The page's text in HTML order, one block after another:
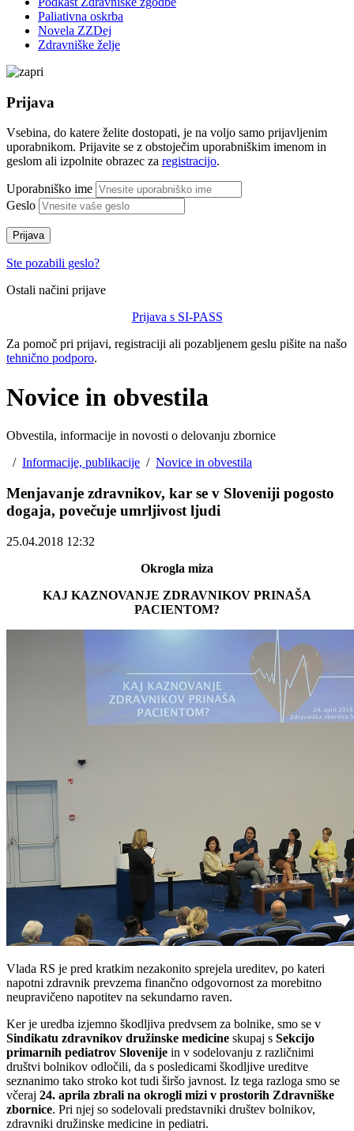
Paliativna oskrba
Novela ZZDej
Zdravniške želje
Prijava
Vsebina, do katere želite dostopati, je na voljo samo prijavljenim
uporabnikom. Prijavite se z obstoječim uporabniškim imenom in
geslom ali izpolnite obrazec za registracijo.
Uporabniško ime
Geslo
Prijava
Ste pozabili geslo?
Ostali načini prijave
Prijava s SI-PASS
Za pomoč pri prijavi, registraciji ali pozabljenem geslu pišite na našo
tehnično podporo.
Novice in obvestila
Obvestila, informacije in novosti o delovanju zbornice
/ Informacije, publikacije / Novice in obvestila
Menjavanje zdravnikov, kar se v Sloveniji pogosto
dogaja, povečuje umrljivost ljudi
25.04.2018 12:32
Okrogla miza
KAJ KAZNOVANJE ZDRAVNIKOV PRINAŠA
PACIENTOM?
Vlada RS je pred kratkim nezakonito sprejela ureditev, po kateri
napotni zdravnik prevzema finančno odgovornost za morebitno
neupravičeno napotitev na sekundarno raven.
Ker je uredba izjemno škodljiva predvsem za bolnike, smo se v
Sindikatu zdravnikov družinske medicine skupaj s Sekcijo
primarnih pediatrov Slovenije in v sodelovanju z različnimi
društvi bolnikov odločili, da s posledicami škodljive ureditve
seznanimo tako stroko kot tudi širšo javnost. Iz tega razloga smo se
včeraj 24. aprila zbrali na okrogli mizi v prostorih Zdravniške
zbornice. Pri njej so sodelovali predstavniki društev bolnikov,
zdravniki družinske medicine in pediatri.